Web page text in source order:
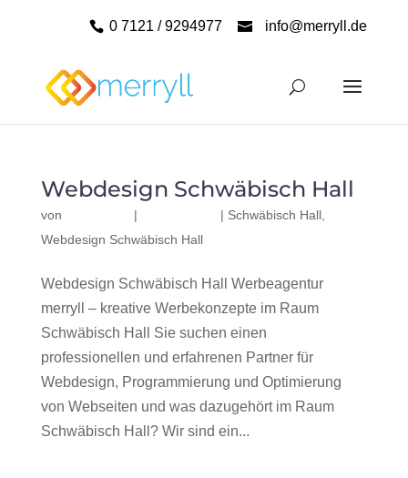
0 7121 / 9294977 info@merryll.de
Webdesign Schwäbisch Hall
von | | Schwäbisch Hall,
Webdesign Schwäbisch Hall
Webdesign Schwäbisch Hall Werbeagentur
merryll – kreative Werbekonzepte im Raum
Schwäbisch Hall Sie suchen einen
professionellen und erfahrenen Partner für
Webdesign, Programmierung und Optimierung
von Webseiten und was dazugehört im Raum
Schwäbisch Hall? Wir sind ein...